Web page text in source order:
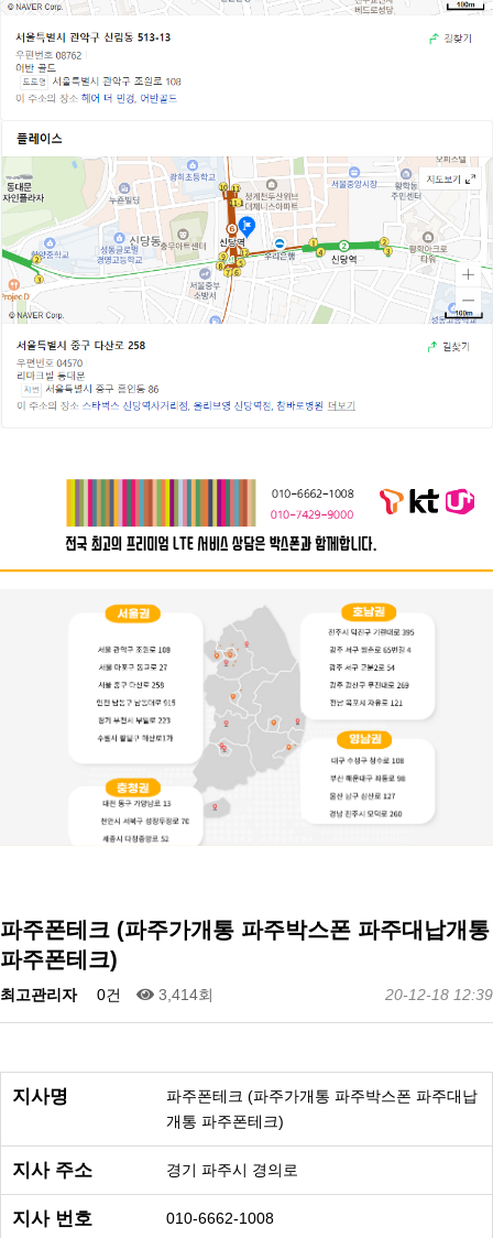
파주폰테크 (파주가개통 파주박스폰 파주대납개통
파주폰테크)
최고관리자 0건 3,414회 20-12-18 12:39
지사명
파주폰테크 (파주가개통 파주박스폰 파주대납
개통 파주폰테크)
지사 주소 경기 파주시 경의로
지사 번호 010-6662-1008